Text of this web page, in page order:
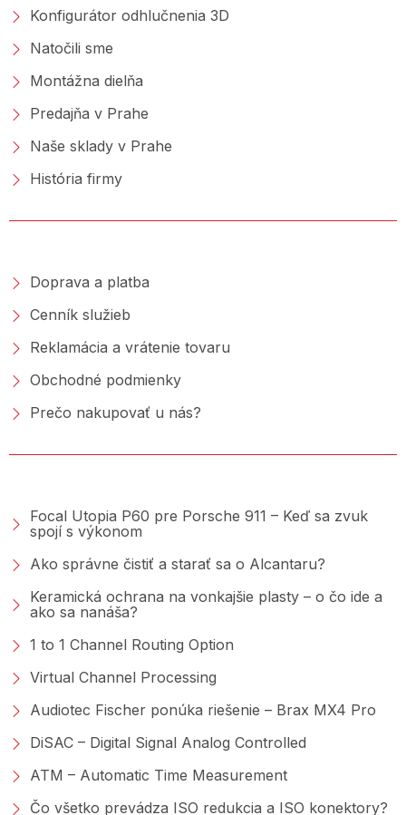
Konfigurátor odhlučnenia 3D
Natočili sme
Montážna dielňa
Predajňa v Prahe
Naše sklady v Prahe
História firmy
Doprava a platba
Cenník služieb
Reklamácia a vrátenie tovaru
Obchodné podmienky
Prečo nakupovať u nás?
Focal Utopia P60 pre Porsche 911 – Keď sa zvuk
spojí s výkonom
Ako správne čistiť a starať sa o Alcantaru?
Keramická ochrana na vonkajšie plasty – o čo ide a
ako sa nanáša?
1 to 1 Channel Routing Option
Virtual Channel Processing
Audiotec Fischer ponúka riešenie – Brax MX4 Pro
DiSAC – Digital Signal Analog Controlled
ATM – Automatic Time Measurement
Čo všetko prevádza ISO redukcia a ISO konektory?